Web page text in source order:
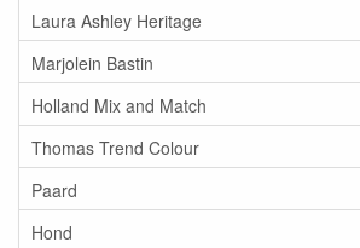
Laura Ashley Heritage
Marjolein Bastin
Holland Mix and Match
Thomas Trend Colour
Paard
Hond